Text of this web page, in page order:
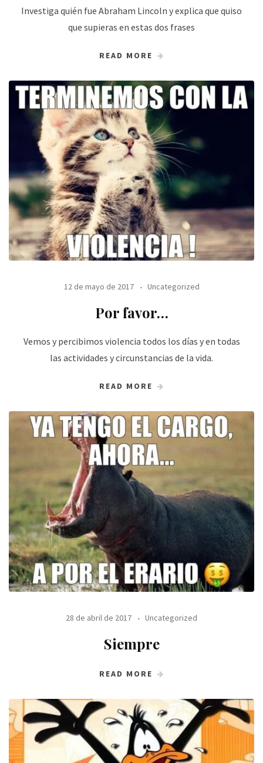
Investiga quién fue Abraham Lincoln y explica que quiso
que supieras en estas dos frases
READ MORE
12 de mayo de 2017 Uncategorized
Por favor…
Vemos y percibimos violencia todos los días y en todas
las actividades y circunstancias de la vida.
READ MORE
28 de abril de 2017 Uncategorized
Siempre
READ MORE